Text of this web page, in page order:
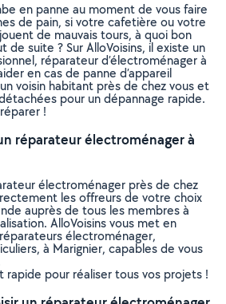
en panne au moment de vous faire
de pain, si votre cafetière ou votre
de mauvais tours, à quoi bon
de suite ? Sur AlloVoisins, il existe un
réparateur d’électroménager à
en cas de panne d’appareil
voisin habitant près de chez vous et
pour un dépannage rapide.
!
réparateur électroménager à
électroménager près de chez
les offreurs de votre choix
auprès de tous les membres à
AlloVoisins vous met en
électroménager,
à Marignier, capables de vous
rapide pour réaliser tous vos projets !